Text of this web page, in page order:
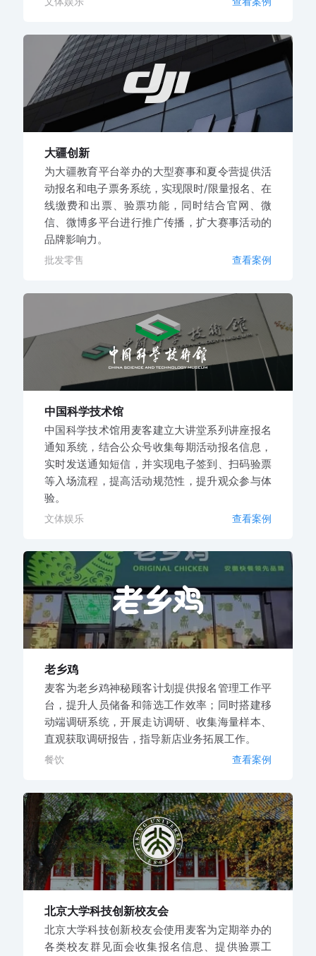
大疆创新
为大疆教育平台举办的大型赛事和夏令营提供活
动报名和电子票务系统，实现限时/限量报名、在
线缴费和出票、验票功能，同时结合官网、微
信、微博多平台进行推广传播，扩大赛事活动的
品牌影响力。
批发零售 查看案例
中国科学技术馆
中国科学技术馆用麦客建立大讲堂系列讲座报名
通知系统，结合公众号收集每期活动报名信息，
实时发送通知短信，并实现电子签到、扫码验票
等入场流程，提高活动规范性，提升观众参与体
验。
文体娱乐 查看案例
老乡鸡
麦客为老乡鸡神秘顾客计划提供报名管理工作平
台，提升人员储备和筛选工作效率；同时搭建移
动端调研系统，开展走访调研、收集海量样本、
直观获取调研报告，指导新店业务拓展工作。
餐饮 查看案例
北京大学科技创新校友会
北京大学科技创新校友会使用麦客为定期举办的
各类校友群见面会收集报名信息、提供验票工